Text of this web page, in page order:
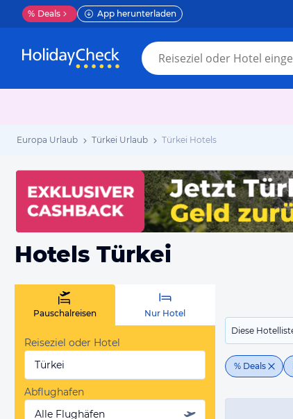
% Deals App herunterladen
Europa Urlaub Türkei Urlaub Türkei Hotels
Hotels Türkei
Diese
% Deals
Pauschalreisen Nur Hotel
Reiseziel oder Hotel
Türkei
Abflughafen
Alle Flughäfen